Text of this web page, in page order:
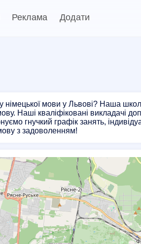
Реклама Додати
мови у Львові? Наша
Наші кваліфіковані викладачі
гнучкий графік занять,
з задоволенням!